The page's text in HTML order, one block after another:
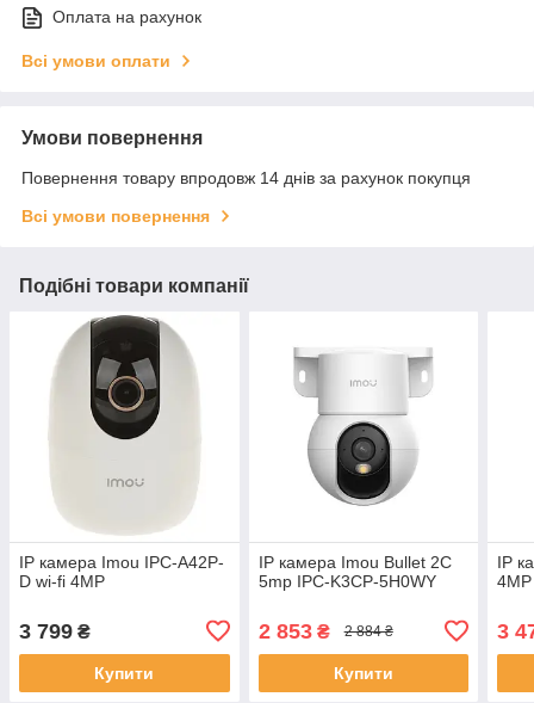
Оплата на рахунок
Всі умови оплати
Умови повернення
Повернення товару впродовж 14 днів за рахунок покупця
Всі умови повернення
Подібні товари компанії
IP камера Imou IPC-A42P-
D wi-fi 4MP
3 799 ₴
Купити
IP камера Imou Bullet 2C
5mp IPC-K3CP-5H0WY
2 853₴ 2 884 ₴
Купити
IP
3